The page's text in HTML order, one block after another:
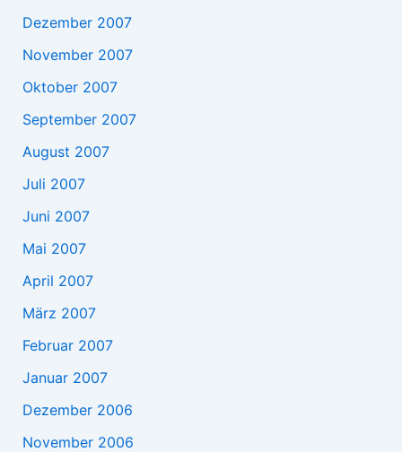
Dezember 2007
November 2007
Oktober 2007
September 2007
August 2007
Juli 2007
Juni 2007
Mai 2007
April 2007
März 2007
Februar 2007
Januar 2007
Dezember 2006
November 2006